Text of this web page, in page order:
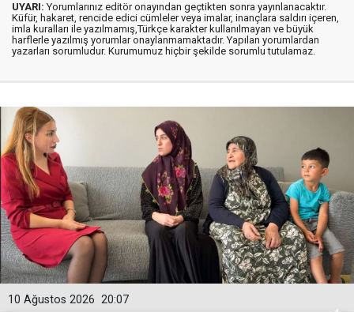
UYARI: Yorumlarınız editör onayından geçtikten sonra yayınlanacaktır.
Küfür, hakaret, rencide edici cümleler veya imalar, inançlara saldırı içeren,
imla kuralları ile yazılmamış,Türkçe karakter kullanılmayan ve büyük
harflerle yazılmış yorumlar onaylanmamaktadır. Yapılan yorumlardan
yazarları sorumludur. Kurumumuz hiçbir şekilde sorumlu tutulamaz.
20:07
10 Ağustos 2026